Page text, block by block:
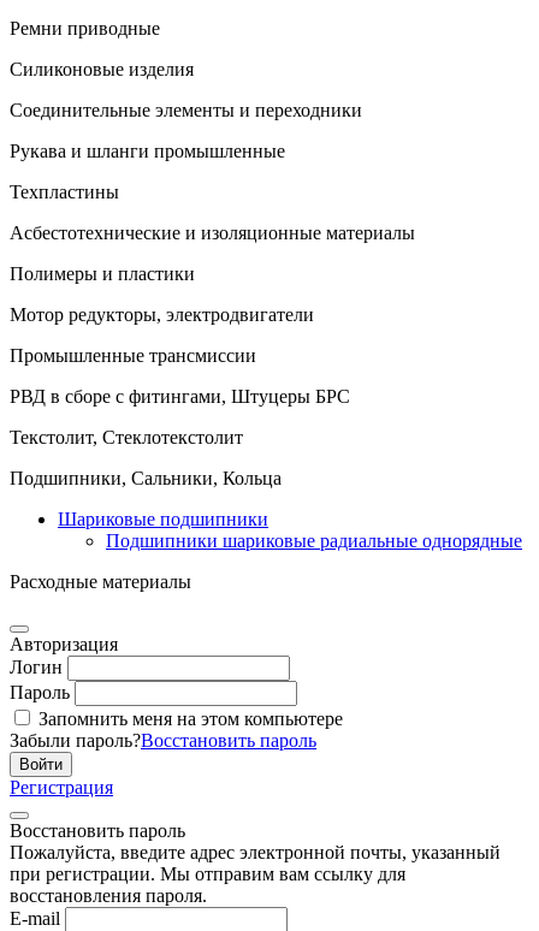
Ремни приводные
Силиконовые изделия
Соединительные элементы и переходники
Рукава и шланги промышленные
Техпластины
Асбестотехнические и изоляционные материалы
Полимеры и пластики
Мотор редукторы, электродвигатели
Промышленные трансмиссии
РВД в сборе с фитингами, Штуцеры БРС
Текстолит, Стеклотекстолит
Подшипники, Сальники, Кольца
Шариковые подшипники
Подшипники шариковые радиальные однорядные
Расходные материалы
Авторизация
Логин
Пароль
Запомнить меня на этом компьютере
Забыли пароль?Восстановить пароль
Регистрация
Восстановить пароль
Пожалуйста, введите адрес электронной почты, указанный
при регистрации. Мы отправим вам ссылку для
восстановления пароля.
E-mail